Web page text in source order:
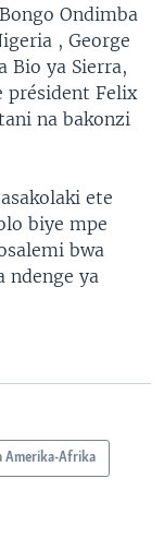
Ondimba
, George
Bio ya Sierra,
président Felix
na bakonzi
ete
biye mpe
bwa
ndenge ya
Amerika-Afrika